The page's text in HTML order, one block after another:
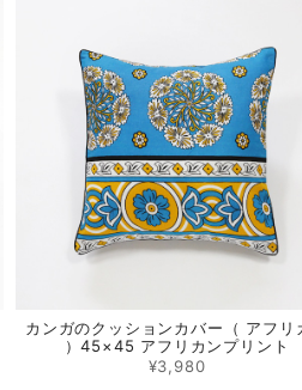
カンガのクッションカバー（ アフリ
）45×45 アフリカンプリント
¥3,980